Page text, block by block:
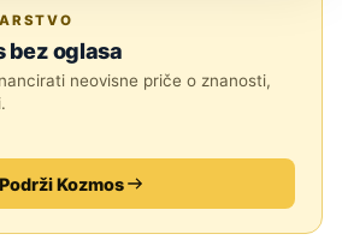
bez oglasa
neovisne priče o znanosti,
Podrži Kozmos